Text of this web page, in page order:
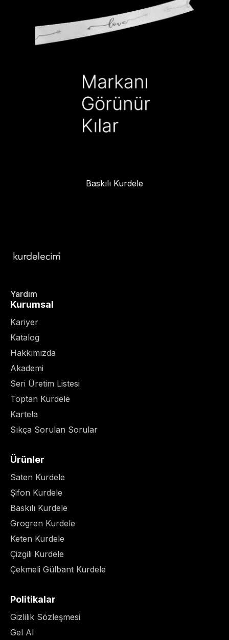
Baskılı Kurdele
Yardım
Kurumsal
Kariyer
Katalog
Hakkımızda
Akademi
Seri Üretim Listesi
Toptan Kurdele
Kartela
Sıkça Sorulan Sorular
Ürünler
Saten Kurdele
Şifon Kurdele
Baskılı Kurdele
Grogren Kurdele
Keten Kurdele
Çizgili Kurdele
Çekmeli Gülbant Kurdele
Politikalar
Gizlilik Sözleşmesi
Gel Al